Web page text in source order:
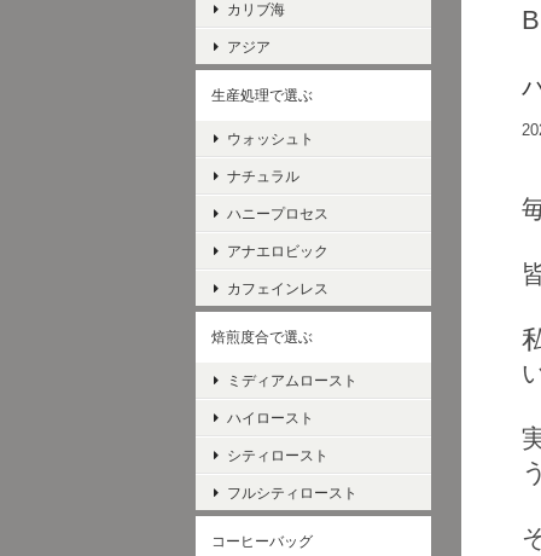
カリブ海
アジア
生産処理で選ぶ
ウォッシュト
ナチュラル
ハニープロセス
アナエロビック
カフェインレス
焙煎度合で選ぶ
ミディアムロースト
ハイロースト
シティロースト
フルシティロースト
コーヒーバッグ